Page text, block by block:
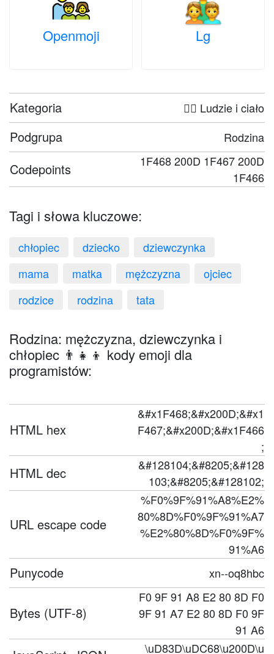
Openmoji Lg
Kategoria 🤦‍♀️ Ludzie i ciało
Podgrupa Rodzina
Codepoints
1F468 200D 1F467 200D
1F466
Tagi i słowa kluczowe:
chłopiec dziecko
dziewczynka
mama
matka mężczyzna
ojciec
rodzice
rodzina tata
Rodzina: mężczyzna, dziewczynka i
chłopiec 👨‍👧‍👦 kody emoji dla
programistów:
HTML hex
&#x1F468;&#x200D;&#x1
F467;&#x200D;&#x1F466
;
HTML dec
&#128104;&#8205;&#128
103;&#8205;&#128102;
URL escape code
%F0%9F%91%A8%E2%
80%8D%F0%9F%91%A7
%E2%80%8D%F0%9F%
91%A6
Punycode xn--oq8hbc
Bytes (UTF-8)
F0 9F 91 A8 E2 80 8D F0
9F 91 A7 E2 80 8D F0 9F
91 A6
\uD83D\uDC68\u200D\u